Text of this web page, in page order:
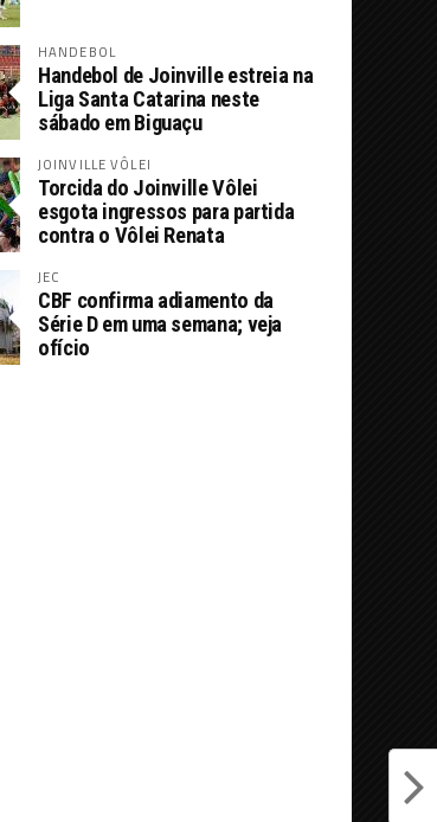
HANDEBOL
Handebol de Joinville estreia na
Liga Santa Catarina neste
sábado em Biguaçu
JOINVILLE VÔLEI
Torcida do Joinville Vôlei
esgota ingressos para partida
contra o Vôlei Renata
JEC
CBF confirma adiamento da
Série D em uma semana; veja
ofício